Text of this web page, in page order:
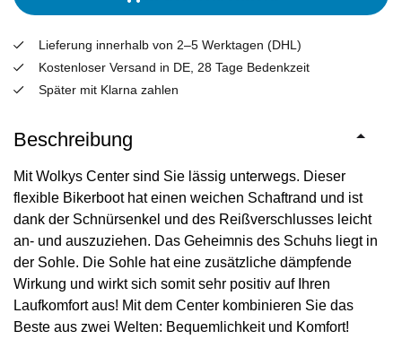
Lieferung innerhalb von 2–5 Werktagen (DHL)
Kostenloser Versand in DE, 28 Tage Bedenkzeit
Später mit Klarna zahlen
Beschreibung
Mit Wolkys Center sind Sie lässig unterwegs. Dieser
flexible Bikerboot hat einen weichen Schaftrand und ist
dank der Schnürsenkel und des Reißverschlusses leicht
an- und auszuziehen. Das Geheimnis des Schuhs liegt in
der Sohle. Die Sohle hat eine zusätzliche dämpfende
Wirkung und wirkt sich somit sehr positiv auf Ihren
Laufkomfort aus! Mit dem Center kombinieren Sie das
Beste aus zwei Welten: Bequemlichkeit und Komfort!